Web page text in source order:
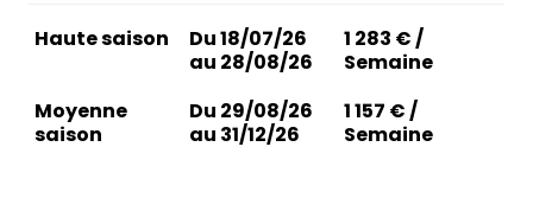
Haute saison
Du 18/07/26
au 28/08/26
1 283 € /
Semaine
Moyenne
saison
Du 29/08/26
au 31/12/26
1 157 € /
Semaine